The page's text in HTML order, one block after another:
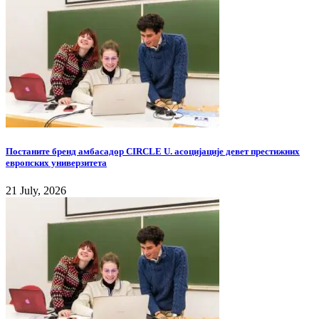
Постаните бренд амбасадор CIRCLE U. асоцијације девет престижних
европских универзитета
21 July, 2026